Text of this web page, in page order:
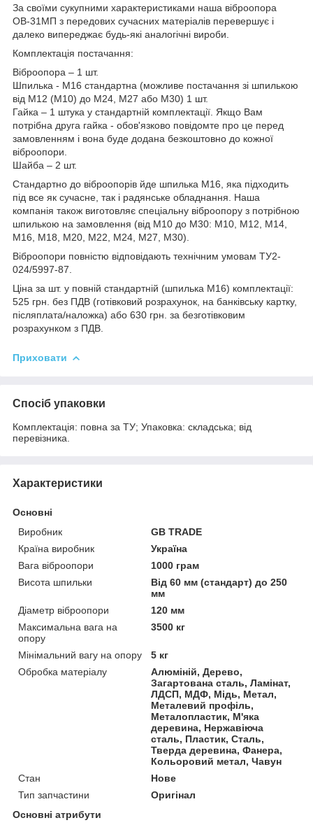
За своїми сукупними характеристиками наша віброопора
ОВ-31МП з передових сучасних матеріалів перевершує і
далеко випереджає будь-які аналогічні вироби.
Комплектація постачання:
Віброопора – 1 шт.
Шпилька - М16 стандартна (можливе постачання зі шпилькою
від М12 (М10) до М24, М27 або М30) 1 шт.
Гайка – 1 штука у стандартній комплектації. Якщо Вам
потрібна друга гайка - обов'язково повідомте про це перед
замовленням і вона буде додана безкоштовно до кожної
віброопори.
Шайба – 2 шт.
Стандартно до віброопорів йде шпилька М16, яка підходить
під все як сучасне, так і радянське обладнання. Наша
компанія також виготовляє спеціальну віброопору з потрібною
шпилькою на замовлення (від М10 до М30: М10, М12, М14,
М16, М18, М20, М22, М24, М27, М30).
Віброопори повністю відповідають технічним умовам ТУ2-
024/5997-87.
Ціна за шт. у повній стандартній (шпилька М16) комплектації:
525 грн. без ПДВ (готівковий розрахунок, на банківську картку,
післяплата/наложка) або 630 грн. за безготівковим
розрахунком з ПДВ.
Приховати
Спосіб упаковки
Комплектація: повна за ТУ; Упаковка: складська; від
перевізника.
Характеристики
Основні
Виробник
GB TRADE
Країна виробник
Україна
Вага віброопори
1000 грам
Висота шпильки
Від 60 мм (стандарт) до 250
мм
Діаметр віброопори
120 мм
Максимальна вага на
опору
3500 кг
Мінімальний вагу на опору
5 кг
Обробка матеріалу
Алюміній, Дерево,
Загартована сталь, Ламінат,
ЛДСП, МДФ, Мідь, Метал,
Металевий профіль,
Металопластик, М'яка
деревина, Нержавіюча
сталь, Пластик, Сталь,
Тверда деревина, Фанера,
Кольоровий метал, Чавун
Стан
Нове
Тип запчастини
Оригінал
Основні атрибути